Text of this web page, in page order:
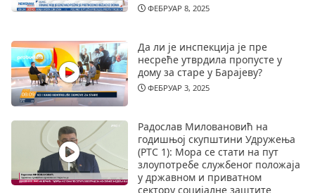
ФЕБРУАР 8, 2025
Да ли је инспекција је пре
несреће утврдила пропусте у
дому за старе у Барајеву?
ФЕБРУАР 3, 2025
Радослав Миловановић на
годишњој скупштини Удружења
(РТС 1): Мора се стати на пут
злоупотребе службеног положаја
у државном и приватном
сектору социјалне заштите